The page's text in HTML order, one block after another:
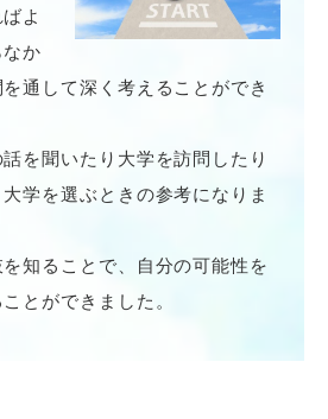
よ
か
通して深く考えることができ
を聞いたり大学を訪問したり
学を選ぶときの参考になりま
知ることで、自分の可能性を
とができました。